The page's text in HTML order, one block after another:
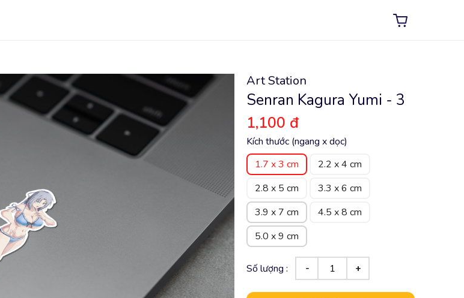
Art Station
Senran Kagura Yumi - 3
1,100 đ
Kích thước (ngang x dọc)
1.7 x 3 cm
2.2 x 4 cm
2.8 x 5 cm
3.3 x 6 cm
3.9 x 7 cm
4.5 x 8 cm
5.0 x 9 cm
Số lượng :